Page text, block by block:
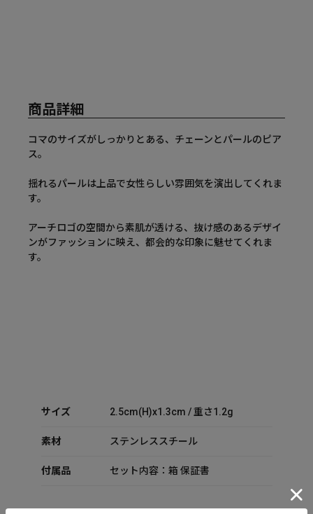
商品詳細
コマのサイズがしっかりとある、チェーンとパールのピア
ス。
揺れるパールは上品で女性らしい雰囲気を演出してくれま
す。
アーチロゴの空間から素肌が透ける、抜け感のあるデザイ
ンがファッションに映え、都会的な印象に魅せてくれま
す。
サイズ 2.5cm(H)x1.3cm / 重さ1.2g
素材 ステンレススチール
付属品 セット内容：箱 保証書